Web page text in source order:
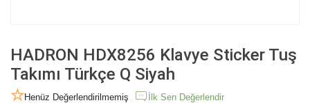
HADRON HDX8256 Klavye Sticker Tuş
Takımı Türkçe Q Siyah
Henüz Değerlendirilmemiş İlk Sen Değerlendir